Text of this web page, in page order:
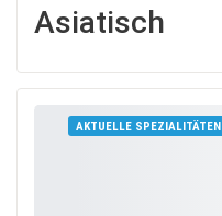
Asiatisch
AKTUELLE SPEZIALITÄTEN